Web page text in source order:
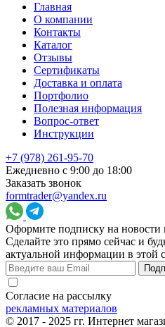
Главная
О компании
Контакты
Каталог
Отзывы
Сертификаты
Доставка и оплата
Портфолио
Полезная информация
Вопрос-ответ
Инструкции
+7 (978) 261-95-70
Ежедневно с 9:00 до 18:00
Заказать звонок
formtrader@yandex.ru
Оформите подписку на новости
Сделайте это прямо сейчас и
актуальной информации в этой
Согласие на рассылку
рекламных материалов
© 2017 - 2025 гг. Интернет